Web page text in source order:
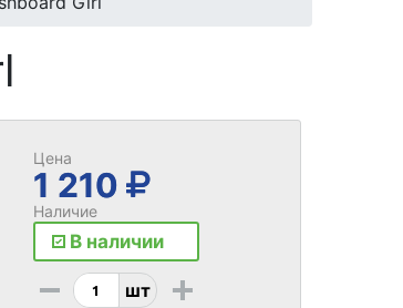
Цена
1 210
Наличие
В наличии
- шт +